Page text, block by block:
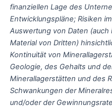
finanziellen Lage des
Entwicklungspläne; Risiken
Auswertung von Daten (auch
Material von Dritten)
Kontinuität von
Geologie, des Gehalts und
Minerallagerstätten und des
Schwankungen der
und/oder der